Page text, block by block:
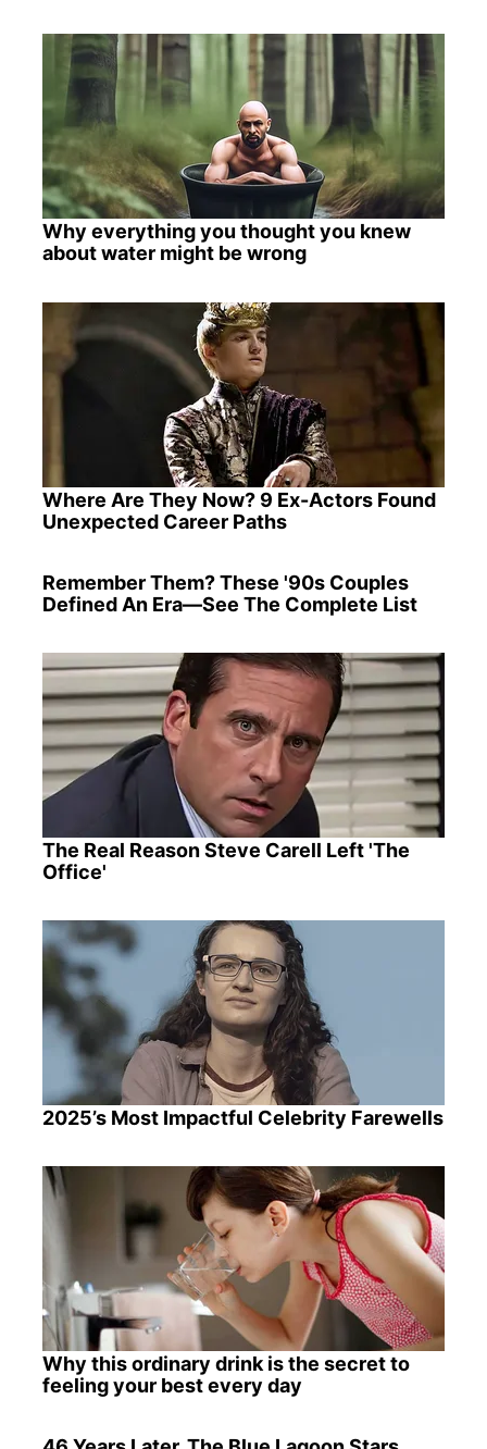
Why everything you thought you knew
about water might be wrong
Where Are They Now? 9 Ex-Actors Found
Unexpected Career Paths
Remember Them? These '90s Couples
Defined An Era—See The Complete List
The Real Reason Steve Carell Left 'The
Office'
2025’s Most Impactful Celebrity Farewells
Why this ordinary drink is the secret to
feeling your best every day